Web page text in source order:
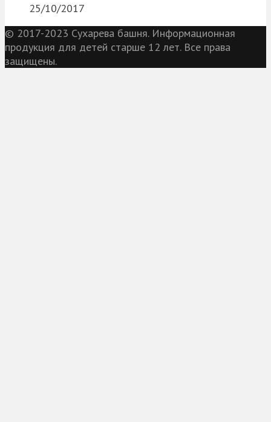
25/10/2017
© 2017-2023 Сухарева башня. Информационная
продукция для детей старше 12 лет. Все права
защищены.